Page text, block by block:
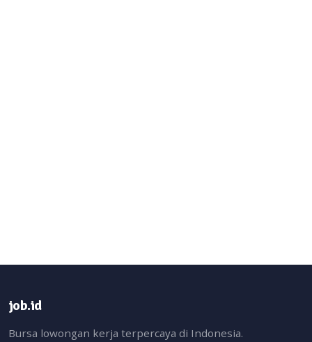
job.id
Bursa lowongan kerja terpercaya di Indonesia.